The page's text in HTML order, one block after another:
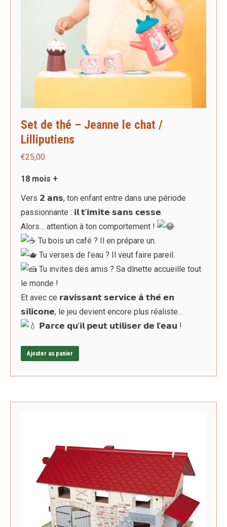
Set de thé – Jeanne le chat /
Lilliputiens
€25,00
18 mois +
Vers 𝟮 𝗮𝗻𝘀, ton enfant entre dans une période
passionnante : 𝗶𝗹 𝘁’𝗶𝗺𝗶𝘁𝗲 𝘀𝗮𝗻𝘀 𝗰𝗲𝘀𝘀𝗲.
Alors… attention à ton comportement !
Tu bois un café ? Il en prépare un.
Tu verses de l’eau ? Il veut faire pareil.
Tu invites des amis ? Sa dînette accueille tout
le monde !
Et avec ce 𝗿𝗮𝘃𝗶𝘀𝘀𝗮𝗻𝘁 𝘀𝗲𝗿𝘃𝗶𝗰𝗲 𝗮̀ 𝘁𝗵𝗲́ 𝗲𝗻
𝘀𝗶𝗹𝗶𝗰𝗼𝗻𝗲, le jeu devient encore plus réaliste…
𝗣𝗮𝗿𝗰𝗲 𝗾𝘂’𝗶𝗹 𝗽𝗲𝘂𝘁 𝘂𝘁𝗶𝗹𝗶𝘀𝗲𝗿 𝗱𝗲 𝗹’𝗲𝗮𝘂 !
Ajouter au panier